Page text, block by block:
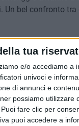
tua
e/o accediamo a
univoci e
di annunci e
possiamo utilizzare
fare clic per
puoi accedere a
bel confronto tra
Severini;
Guerri,
Ischia, Perico,